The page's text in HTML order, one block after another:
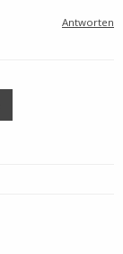
Antworten